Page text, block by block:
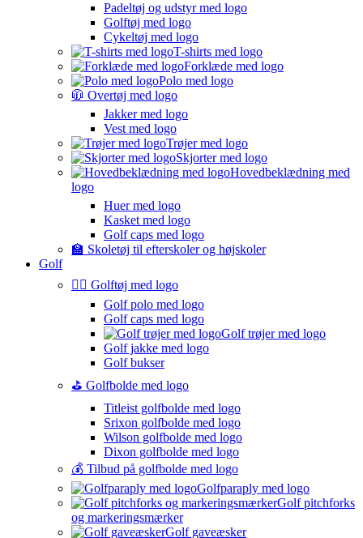
Padeltøj og udstyr med logo
Golftøj med logo
Cykeltøj med logo
T-shirts med logo
Forklæde med logo
Polo med logo
🧥 Overtøj med logo
Jakker med logo
Vest med logo
Trøjer med logo
Skjorter med logo
Hovedbeklædning med
logo
Huer med logo
Kasket med logo
Golf caps med logo
🏫 Skoletøj til efterskoler og højskoler
Golf
🏌️‍♂️ Golftøj med logo
Golf polo med logo
Golf caps med logo
Golf trøjer med logo
Golf jakke med logo
Golf bukser
⛳️ Golfbolde med logo
Titleist golfbolde med logo
Srixon golfbolde med logo
Wilson golfbolde med logo
Dixon golfbolde med logo
💰 Tilbud på golfbolde med logo
Golfparaply med logo
Golf pitchforks
og markeringsmærker
Golf gaveæsker